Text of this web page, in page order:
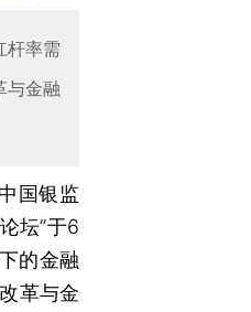
杆率需
与金融
国银监
坛”于6
的金融
革与金